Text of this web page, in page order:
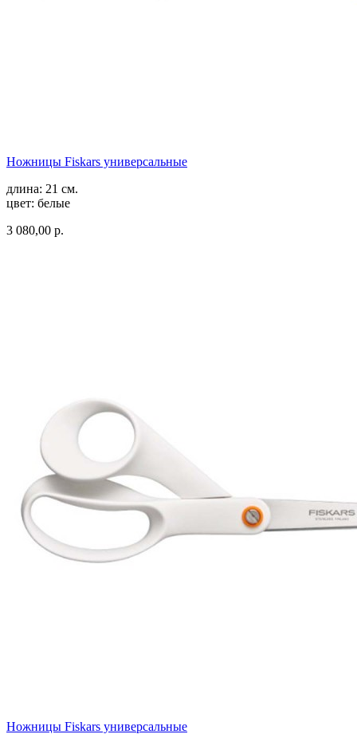
Ножницы Fiskars универсальные
длина: 21 см.
цвет: белые
3 080,00 р.
Ножницы Fiskars универсальные